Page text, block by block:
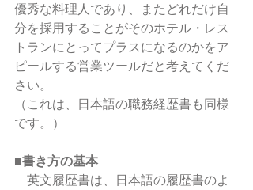
優秀な料理人であり、またどれだけ自
分を採用することがそのホテル・レス
トランにとってプラスになるのかをア
ピールする営業ツールだと考えてくだ
さい。
（これは、日本語の職務経歴書も同様
です。）
■書き方の基本
英文履歴書は、日本語の履歴書のよ